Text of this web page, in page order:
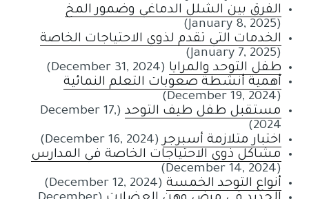
الفرق بين الشلل الدماغي وضمور المخ
(January 8, 2025)
الخدمات التي تقدم لذوي الاحتياجات الخاصة
(January 7, 2025)
طفل التوحد والمرايا (December 31, 2024)
أهمية أنشطة صعوبات التعلم النمائية
(December 19, 2024)
مستقبل طفل طيف التوحد
(December 17,
2024)
اختبار متلازمة أسبرجر (December 16, 2024)
مشاكل ذوي الاحتياجات الخاصة في المدارس
(December 14, 2024)
أنواع التوحد الخمسة (December 12, 2024)